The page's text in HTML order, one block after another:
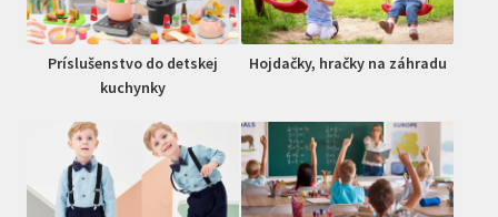
Príslušenstvo do detskej
kuchynky
Hojdačky, hračky na záhradu